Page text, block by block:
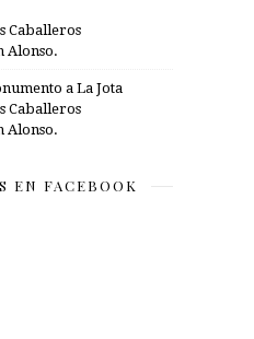
Caballeros
a La Jota
Caballeros
EN FACEBOOK